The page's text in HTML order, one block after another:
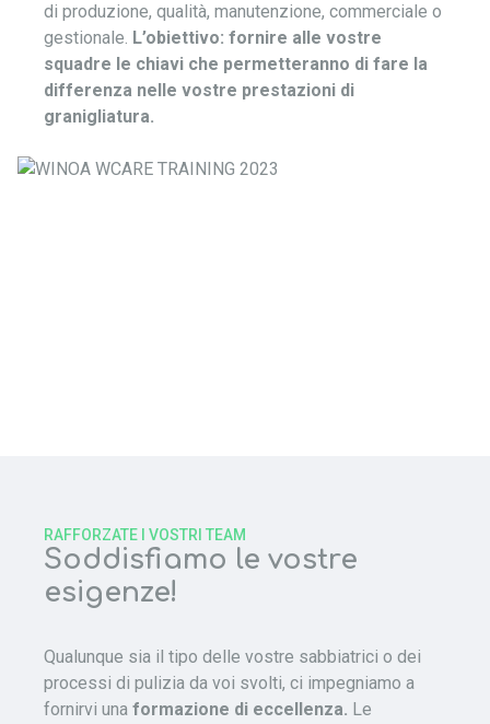
di produzione, qualità, manutenzione, commerciale o
gestionale. L’obiettivo: fornire alle vostre
squadre le chiavi che permetteranno di fare la
differenza nelle vostre prestazioni di
granigliatura.
Soddisfiamo le vostre
esigenze!
RAFFORZATE I VOSTRI TEAM
Qualunque sia il tipo delle vostre sabbiatrici o dei
processi di pulizia da voi svolti, ci impegniamo a
fornirvi una formazione di eccellenza. Le